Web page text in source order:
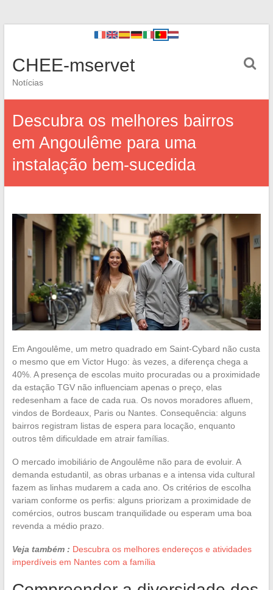
CHEE-mservet
Notícias
Descubra os melhores bairros
em Angoulême para uma
instalação bem-sucedida
Em Angoulême, um metro quadrado em Saint-Cybard não custa
o mesmo que em Victor Hugo: às vezes, a diferença chega a
40%. A presença de escolas muito procuradas ou a proximidade
da estação TGV não influenciam apenas o preço, elas
redesenham a face de cada rua. Os novos moradores afluem,
vindos de Bordeaux, Paris ou Nantes. Consequência: alguns
bairros registram listas de espera para locação, enquanto
outros têm dificuldade em atrair famílias.
O mercado imobiliário de Angoulême não para de evoluir. A
demanda estudantil, as obras urbanas e a intensa vida cultural
fazem as linhas mudarem a cada ano. Os critérios de escolha
variam conforme os perfis: alguns priorizam a proximidade de
comércios, outros buscam tranquilidade ou esperam uma boa
revenda a médio prazo.
Veja também : Descubra os melhores endereços e atividades
imperdíveis em Nantes com a família